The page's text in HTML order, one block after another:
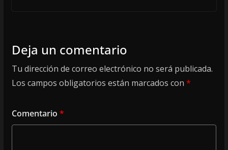
Deja un comentario
Tu dirección de correo electrónico no será publicada.
Los campos obligatorios están marcados con *
Comentario *